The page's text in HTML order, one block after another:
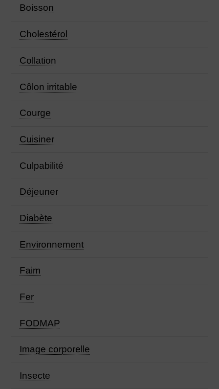
Boisson
Cholestérol
Collation
Côlon irritable
Courge
Cuisiner
Culpabilité
Déjeuner
Diabète
Environnement
Faim
Fer
FODMAP
Image corporelle
Insecte